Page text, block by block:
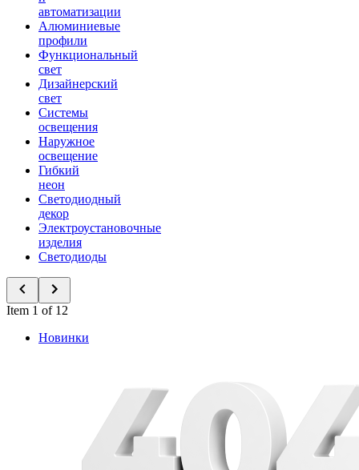
автоматизации
Алюминиевые
профили
Функциональный
свет
Дизайнерский
свет
Системы
освещения
Наружное
освещение
Гибкий
неон
Светодиодный
декор
Электроустановочные
изделия
Светодиоды
Item 1 of 12
Новинки